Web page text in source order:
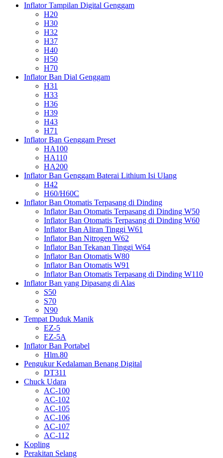
Inflator Tampilan Digital Genggam
H20
H30
H32
H37
H40
H50
H70
Inflator Ban Dial Genggam
H31
H33
H36
H39
H43
H71
Inflator Ban Genggam Preset
HA100
HA110
HA200
Inflator Ban Genggam Baterai Lithium Isi Ulang
H42
H60/H60C
Inflator Ban Otomatis Terpasang di Dinding
Inflator Ban Otomatis Terpasang di Dinding W50
Inflator Ban Otomatis Terpasang di Dinding W60
Inflator Ban Aliran Tinggi W61
Inflator Ban Nitrogen W62
Inflator Ban Tekanan Tinggi W64
Inflator Ban Otomatis W80
Inflator Ban Otomatis W91
Inflator Ban Otomatis Terpasang di Dinding W110
Inflator Ban yang Dipasang di Alas
S50
S70
N90
Tempat Duduk Manik
EZ-5
EZ-5A
Inflator Ban Portabel
Hlm.80
Pengukur Kedalaman Benang Digital
DT311
Chuck Udara
AC-100
AC-102
AC-105
AC-106
AC-107
AC-112
Kopling
Perakitan Selang